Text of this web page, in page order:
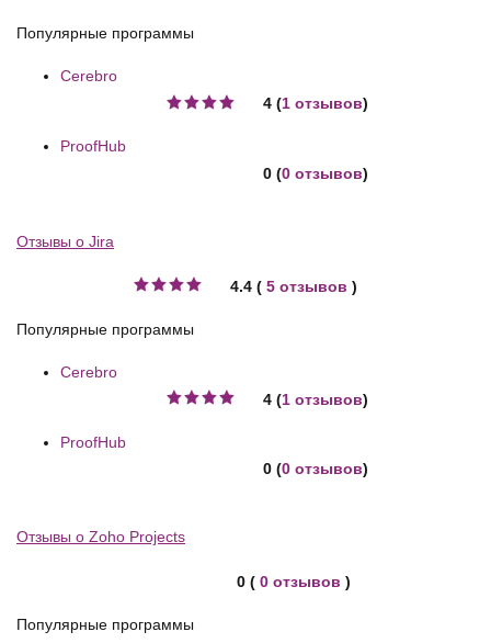
Популярные программы
Cerebro
4 (1 отзывов)
ProofHub
0 (0 отзывов)
Отзывы о Jira
4.4 ( 5 отзывов )
Популярные программы
Cerebro
4 (1 отзывов)
ProofHub
0 (0 отзывов)
Отзывы о Zoho Projects
0 ( 0 отзывов )
Популярные программы